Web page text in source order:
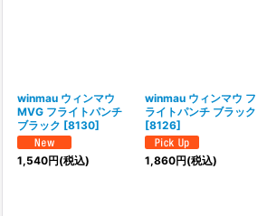
winmau ウィンマウ
MVG フライトパンチ
ブラック [8130]
1,540円(税込)
winmau ウィンマウ フ
ライトパンチ ブラック
[8126]
1,860円(税込)